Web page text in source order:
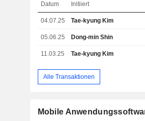
Datum Initiiert
04.07.25 Tae-kyung Kim
05.06.25 Dong-min Shin
11.03.25 Tae-kyung Kim
Alle Transaktionen
Mobile